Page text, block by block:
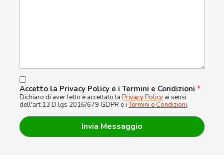
Accetto la Privacy Policy e i Termini e Condizioni *
Dichiaro di aver letto e accettato la Privacy Policy ai sensi
dell'art.13 D.lgs 2016/679 GDPR e iTermini e Condizioni.